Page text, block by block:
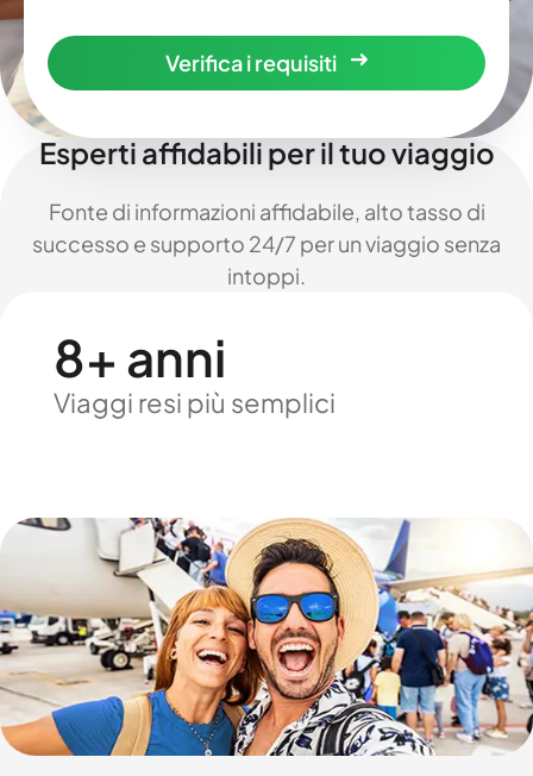
Verifica i requisiti
Esperti affidabili per il tuo viaggio
Fonte di informazioni affidabile, alto tasso di
successo e supporto 24/7 per un viaggio senza
intoppi.
8+ anni
Viaggi resi più semplici